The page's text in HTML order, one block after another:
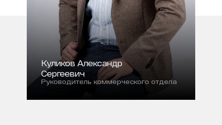
Куликов Александр
Сергеевич
Руководитель коммерческого отдела